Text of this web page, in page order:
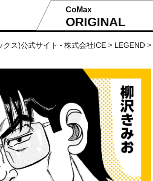
CoMax
ORIGINAL
ス)公式サイト - 株式会社ICE > LEGEND >